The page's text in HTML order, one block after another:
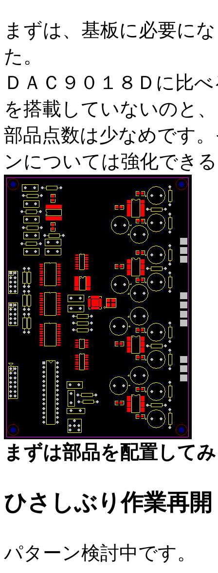
まずは、基板に必要に
た。
ＤＡＣ９０１８Ｄに比
を搭載していないのと
部品点数は少なめです
ンについては強化でき
まずは部品を配置して
ひさしぶり作業再開
パターン検討中です。